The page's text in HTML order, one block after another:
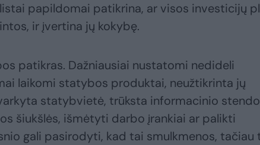
papildomai patikrina, ar visos investicijų
ir įvertina jų kokybę.
patikras. Dažniausiai nustatomi nedideli
laikomi statybos produktai, neužtikrinta jų
statybvietė, trūksta informacinio
šiukšlės, išmėtyti darbo įrankiai ar palikti
gali pasirodyti, kad tai smulkmenos, tačiau